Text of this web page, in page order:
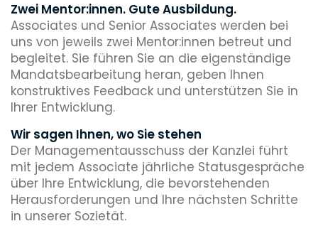
Zwei Mentor:innen. Gute Ausbildung.
Associates und Senior Associates werden bei
uns von jeweils zwei Mentor:innen betreut und
begleitet. Sie führen Sie an die eigenständige
Mandatsbearbeitung heran, geben Ihnen
konstruktives Feedback und unterstützen Sie in
Ihrer Entwicklung.
Wir sagen Ihnen, wo Sie stehen
Der Managementausschuss der Kanzlei führt
mit jedem Associate jährliche Statusgespräche
über Ihre Entwicklung, die bevorstehenden
Herausforderungen und Ihre nächsten Schritte
in unserer Sozietät.